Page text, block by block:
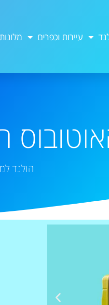
עיירות וכפרים מלונות
הולנד